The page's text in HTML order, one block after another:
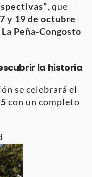
, que
y 19 de octubre
Peña-Congosto
la historia
se celebrará el
con un completo